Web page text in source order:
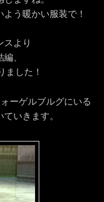
う暖かい服装で！
スより
、
ました！
ーゲルブルグにいる
いきます。